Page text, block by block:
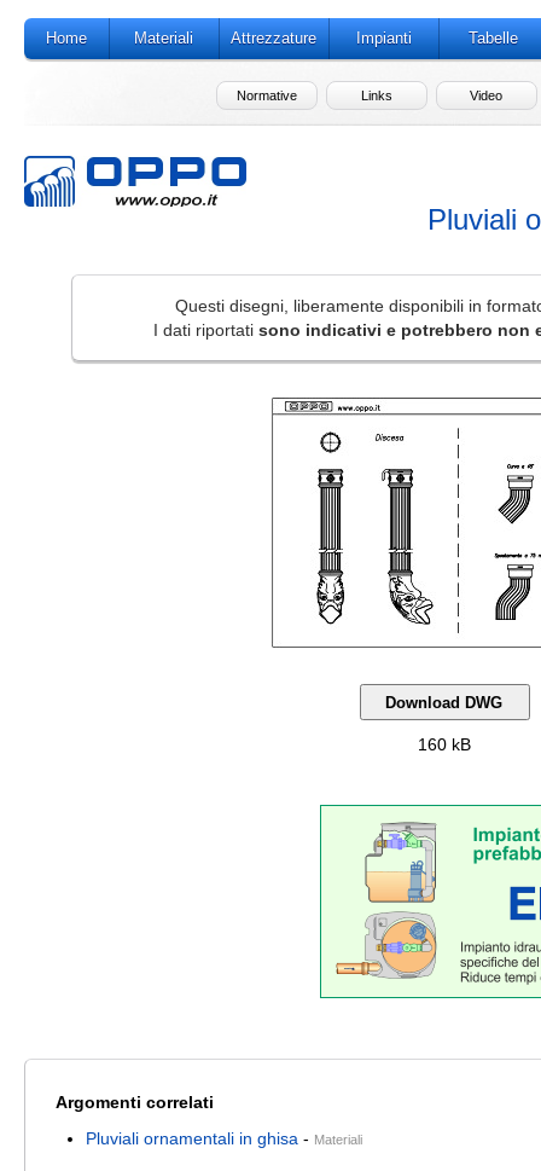
Home Materiali Attrezzature Impianti Tabelle
Normative Links Video
Pluviali
Questi disegni, liberamente disponibili in
I dati riportatisono indicativi e potrebbero non
160 kB
Argomenti correlati
Pluviali ornamentali in ghisa - Materiali